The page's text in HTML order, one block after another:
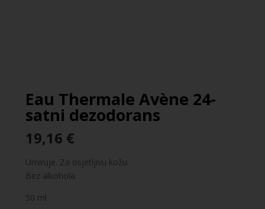
Eau Thermale Avène 24-
satni dezodorans
19,16 €
Umiruje. Za osjetljivu kožu.
Bez alkohola.
50 ml